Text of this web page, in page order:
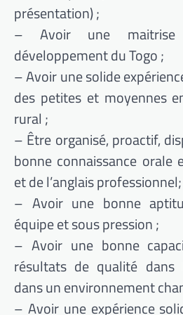
présentation) ;
– Avoir une
développement du Togo ;
– Avoir une solide
des petites et moyennes
rural ;
– Être organisé, proactif,
bonne connaissance orale
et de l’anglais professionnel;
– Avoir une bonne
équipe et sous pression ;
– Avoir une bonne
résultats de qualité dans
dans un environnement
– Avoir une expérience